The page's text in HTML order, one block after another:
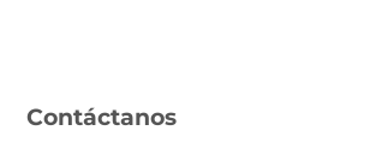
Contáctanos